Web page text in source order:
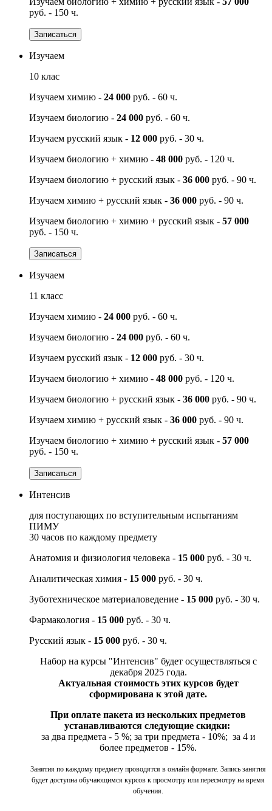
руб. - 150 ч.
Записаться
Изучаем
10 клас
Изучаем химию - 24 000 руб. - 60 ч.
Изучаем биологию - 24 000 руб. - 60 ч.
Изучаем русский язык - 12 000 руб. - 30 ч.
Изучаем биологию + химию - 48 000 руб. - 120 ч.
Изучаем биологию + русский язык - 36 000 руб. - 90 ч.
Изучаем химию + русский язык - 36 000 руб. - 90 ч.
Изучаем биологию + химию + русский язык - 57 000
руб. - 150 ч.
Записаться
Изучаем
11 класс
Изучаем химию - 24 000 руб. - 60 ч.
Изучаем биологию - 24 000 руб. - 60 ч.
Изучаем русский язык - 12 000 руб. - 30 ч.
Изучаем биологию + химию - 48 000 руб. - 120 ч.
Изучаем биологию + русский язык - 36 000 руб. - 90 ч.
Изучаем химию + русский язык - 36 000 руб. - 90 ч.
Изучаем биологию + химию + русский язык - 57 000
руб. - 150 ч.
Записаться
Интенсив
для поступающих по вступительным испытаниям
ПИМУ
30 часов по каждому предмету
Анатомия и физиология человека - 15 000 руб. - 30 ч.
Аналитическая химия - 15 000 руб. - 30 ч.
Зуботехническое материаловедение - 15 000 руб. - 30 ч.
Фармакология - 15 000 руб. - 30 ч.
Русский язык - 15 000 руб. - 30 ч.
Набор на курсы "Интенсив" будет осуществляться с
декабря 2025 года.
Актуальная стоимость этих курсов будет
сформирована к этой дате.
При оплате пакета из нескольких предметов
устанавливаются следующие скидки:
за два предмета - 5 %; за три предмета - 10%; за 4 и
более предметов - 15%.
Занятия по каждому предмету проводятся в онлайн формате. Запись занятия
будет доступна обучающимся курсов к просмотру или пересмотру на время
обучения.